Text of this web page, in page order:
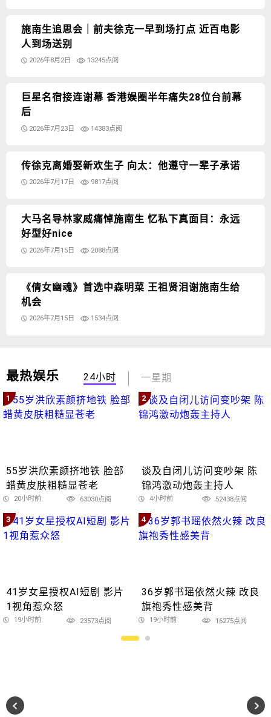
施南生追思会｜前夫徐克一早到场打点 近百电影
人到场送别
2026年8月2日 13245点阅
巨星名宿接连谢幕 香港娱圈半年痛失28位台前幕
后
2026年7月23日 14383点阅
传徐克离婚娶新欢生子 向太：他遵守一辈子承诺
2026年7月17日 9817点阅
大马名导林家威痛悼施南生 忆私下真面目：永远
好型好nice
2026年7月15日 2088点阅
《倩女幽魂》首选中森明菜 王祖贤泪谢施南生给
机会
2026年7月15日 1534点阅
最热娱乐 24小时 一星期
1
55岁洪欣素颜挤地铁 脸部
蜡黄皮肤粗糙显苍老
20小时前 63030点阅
2
谈及自闭儿访问变吵架 陈
锦鸿激动炮轰主持人
4小时前 52438点阅
3
41岁女星授权AI短剧 影片
1视角惹众怒
19小时前 23573点阅
4
36岁郭书瑶依然火辣 改良
旗袍秀性感美背
19小时前 16275点阅